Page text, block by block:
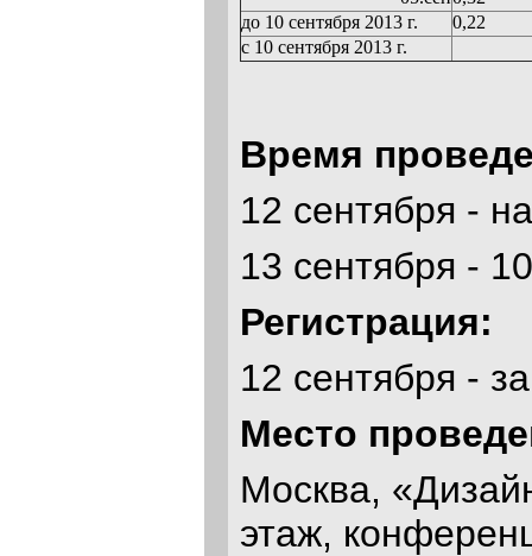
до 10 сентября 2013 г.
0,22
с 10 сентября 2013 г.
Время
12 сентября -
13 сентября -
Регистрация:
12 сентября -
Место
Москва,
этаж,